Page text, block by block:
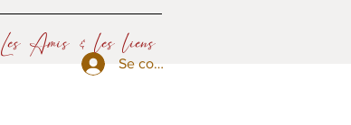
Les Amis & les liens
Se connecter